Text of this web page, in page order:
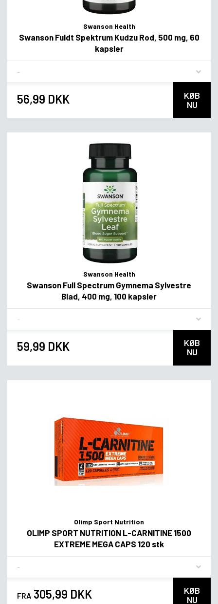
Swanson Health
Swanson Fuldt Spektrum Kudzu Rod, 500 mg, 60
kapsler
56,99 DKK
KØB
NU
Swanson Health
Swanson Full Spectrum Gymnema Sylvestre
Blad, 400 mg, 100 kapsler
59,99 DKK
KØB
NU
Olimp Sport Nutrition
OLIMP SPORT NUTRITION L-CARNITINE 1500
EXTREME MEGA CAPS 120 stk
FRA 305,99 DKK
KØB
NU